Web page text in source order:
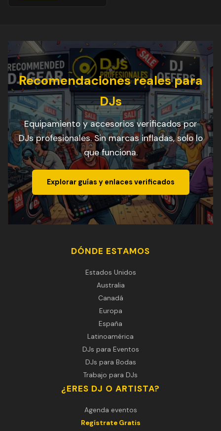
Recomendaciones reales para
DJs
Equipamiento y accesorios verificados por
DJs profesionales. Sin marcas infladas, solo lo
que funciona.
Explorar guías y enlaces verificados
DÓNDE ESTAMOS
Estados Unidos
Australia
Canadá
Europa
España
Latinoamérica
DJs para Eventos
DJs para Bodas
Trabajo para DJs
¿ERES DJ O ARTISTA?
Agenda eventos
Regístrate Gratis